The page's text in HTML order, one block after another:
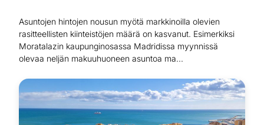
Asuntojen hintojen nousun myötä markkinoilla olevien
rasitteellisten kiinteistöjen määrä on kasvanut. Esimerkiksi
Moratalazin kaupunginosassa Madridissa myynnissä
olevaa neljän makuuhuoneen asuntoa ma...